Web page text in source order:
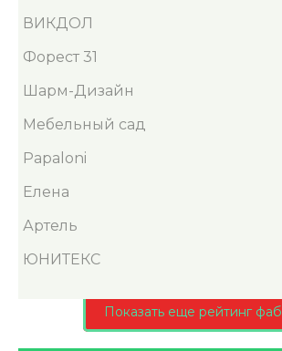
ВИКДОЛ
Форест 31
Шарм-Дизайн
Мебельный сад
Papaloni
Елена
Артель
ЮНИТЕКС
Показать еще рейтинг